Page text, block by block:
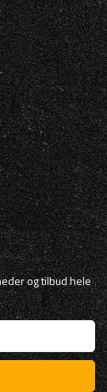
og tilbud hele